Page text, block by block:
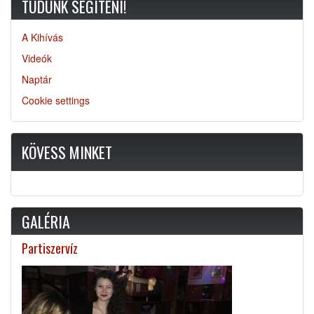
TUDUNK SEGÍTENI!
A Kihívás
Videók
Naptár
Cookie settings
KÖVESS MINKET
GALÉRIA
Partiszervíz